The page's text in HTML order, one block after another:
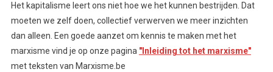
Het kapitalisme leert ons niet hoe we het kunnen bestrijden. Dat
moeten we zelf doen, collectief verwerven we meer inzichten
dan alleen. Een goede aanzet om kennis te maken met het
marxisme vind je op onze pagina "Inleiding tot het marxisme"
met teksten van Marxisme.be